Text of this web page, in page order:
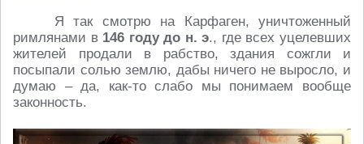
Я так смотрю на Карфаген, уничтоженный
римлянами в 146 году до н. э., где всех уцелевших
жителей продали в рабство, здания сожгли и
посыпали солью землю, дабы ничего не выросло, и
думаю – да, как-то слабо мы понимаем вообще
законность.